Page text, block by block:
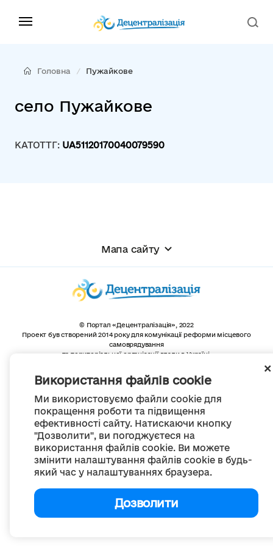
Використання файлів cookie
Ми використовуємо файли cookie для
покращення роботи та підвищення
ефективності сайту. Натискаючи кнопку
"Дозволити", ви погоджуєтеся на
використання файлів cookie. Ви можете
змінити налаштування файлів cookie в будь-
який час у налаштуваннях браузера.
Дозволити
Головна Пужайкове
село Пужайкове
КАТОТТГ: UA51120170040079590
Мапа сайту
© Портал «Децентралізація», 2022
Проект був створений 2014 року для комунікації реформи місцевого
самоврядування
та територіальної організації влади в Україні.
Весь контент доступний за ліцензією
Creative Commons Attribution 4.0 International license,
якщо не зазначено інше